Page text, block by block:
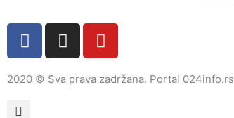
F
a
e
I
n
t
Y
o
t
2020 © Sva prava zadržana. Portal 024info.rs